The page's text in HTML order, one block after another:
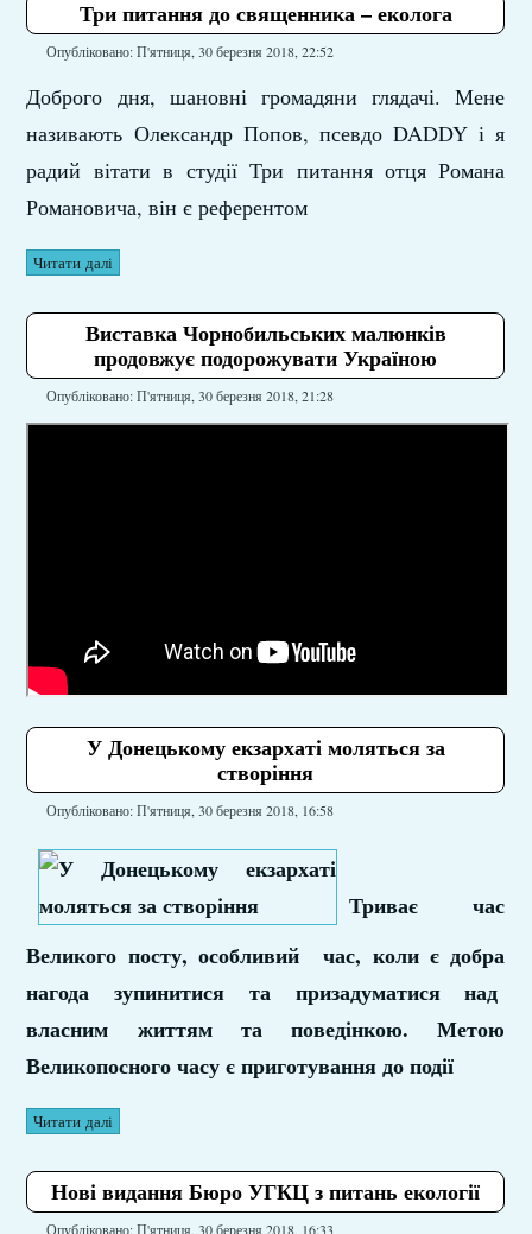
Три питання до священника – еколога
Опубліковано: П'ятниця, 30 березня 2018, 22:52
Доброго дня, шановні громадяни глядачі. Мене
називають Олександр Попов, псевдо DADDY і я
радий вітати в студії Три питання отця Романа
Романовича, він є референтом
Читати далі
Виставка Чорнобильських малюнків
продовжує подорожувати Україною
Опубліковано: П'ятниця, 30 березня 2018, 21:28
У Донецькому екзархаті моляться за
створіння
Опубліковано: П'ятниця, 30 березня 2018, 16:58
Триває час
Великого посту, особливий час, коли є добра
нагода зупинитися та призадуматися над
власним життям та поведінкою. Метою
Великопосного часу є приготування до події
Читати далі
Нові видання Бюро УГКЦ з питань екології
Опубліковано: П'ятниця, 30 березня 2018, 16:33